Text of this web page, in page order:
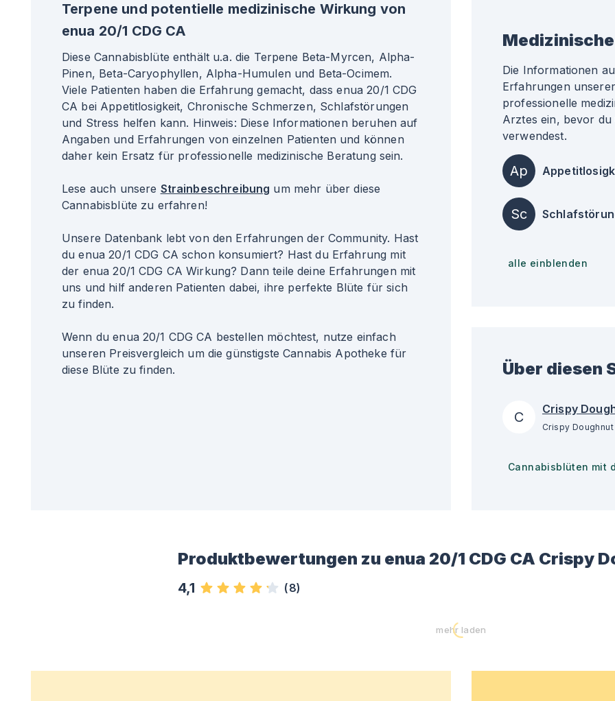
Terpene und potentielle medizinische Wirkung von
enua 20/1 CDG CA
Diese Cannabisblüte enthält u.a. die Terpene Beta-Myrcen, Alpha-
Pinen, Beta-Caryophyllen, Alpha-Humulen und Beta-Ocimem.
Viele Patienten haben die Erfahrung gemacht, dass enua 20/1 CDG
CA bei Appetitlosigkeit, Chronische Schmerzen, Schlafstörungen
und Stress helfen kann. Hinweis: Diese Informationen beruhen auf
Angaben und Erfahrungen von einzelnen Patienten und können
daher kein Ersatz für professionelle medizinische Beratung sein.
Lese auch unsere Strainbeschreibung um mehr über diese
Cannabisblüte zu erfahren!
Unsere Datenbank lebt von den Erfahrungen der Community. Hast
du enua 20/1 CDG CA schon konsumiert? Hast du Erfahrung mit
der enua 20/1 CDG CA Wirkung? Dann teile deine Erfahrungen mit
uns und hilf anderen Patienten dabei, ihre perfekte Blüte für sich
zu finden.
Wenn du enua 20/1 CDG CA bestellen möchtest, nutze einfach
unseren Preisvergleich um die günstigste Cannabis Apotheke für
diese Blüte zu finden.
Die Informationen
Erfahrungen
professionelle
Arztes ein, bevor
verwendest.
Ap
Sc
alle einblenden
Über diesen
C Crispy
Cannabisblüten mit
Produktbewertungen zu enua 20/1 CDG CA Crispy
4,1 (8)
mehr laden